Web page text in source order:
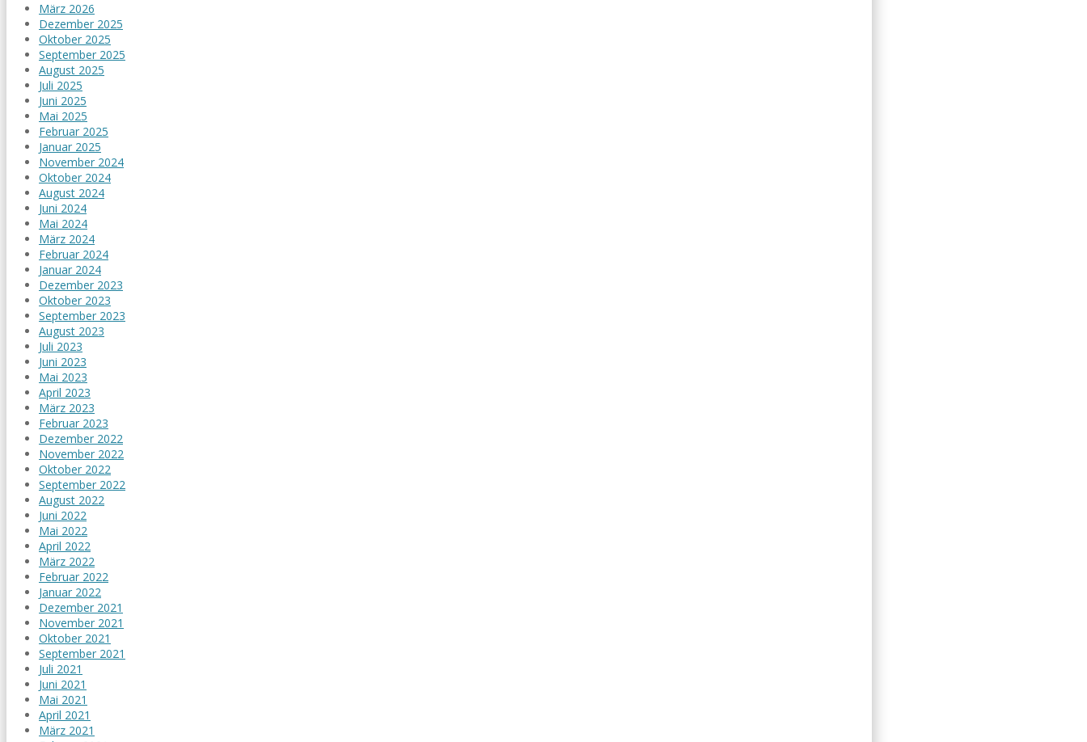
März 2026
Dezember 2025
Oktober 2025
September 2025
August 2025
Juli 2025
Juni 2025
Mai 2025
Februar 2025
Januar 2025
November 2024
Oktober 2024
August 2024
Juni 2024
Mai 2024
März 2024
Februar 2024
Januar 2024
Dezember 2023
Oktober 2023
September 2023
August 2023
Juli 2023
Juni 2023
Mai 2023
April 2023
März 2023
Februar 2023
Dezember 2022
November 2022
Oktober 2022
September 2022
August 2022
Juni 2022
Mai 2022
April 2022
März 2022
Februar 2022
Januar 2022
Dezember 2021
November 2021
Oktober 2021
September 2021
Juli 2021
Juni 2021
Mai 2021
April 2021
März 2021